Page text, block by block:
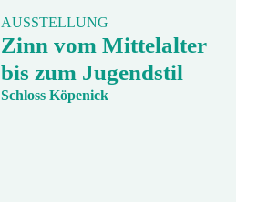
AUSSTELLUNG
Zinn vom Mittelalter
bis zum Jugendstil
Schloss Köpenick